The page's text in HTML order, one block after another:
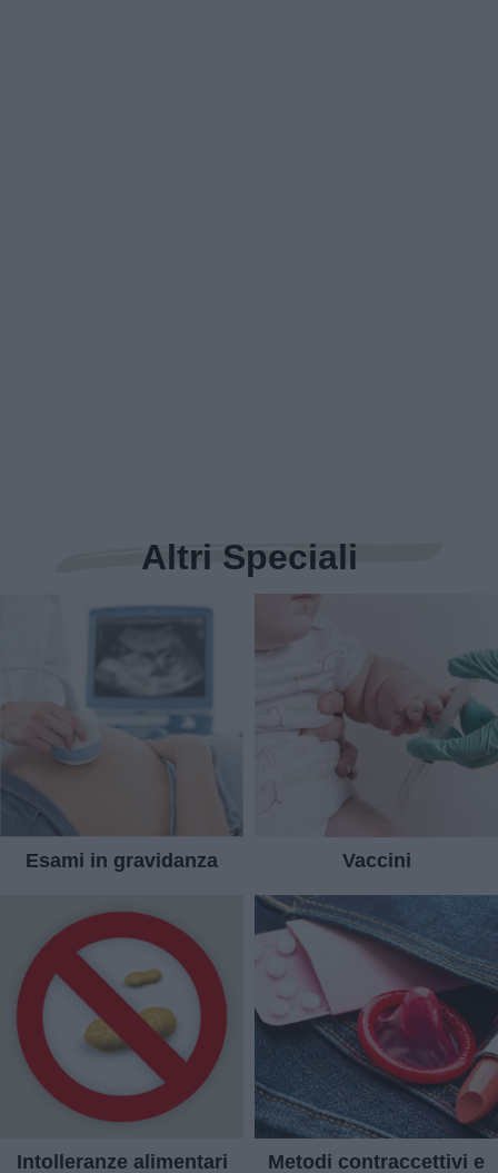
Altri Speciali
Esami in gravidanza Vaccini
Intolleranze alimentari Metodi contraccettivi e